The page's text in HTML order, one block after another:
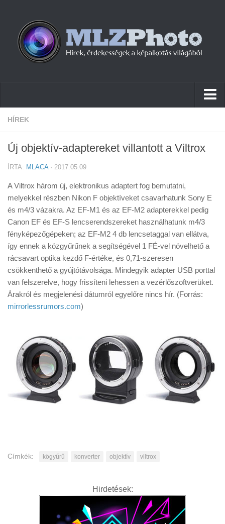
Hírek
Cikkek
Firmware
Tudástár
Érdekességek
Helyszíni Riport
E-BB
HÍREK
Új objektív-adaptereket villantott a Viltrox
ÍRTA: MLACA· 2017.05.09
A Viltrox három új, elektronikus adaptert fog bemutatni,
melyekkel részben Nikon F objektíveket csavarhatunk Sony E
és m4/3 vázakra. Az EF-M1 és az EF-M2 adapterekkel pedig
Canon EF és EF-S lencserendszereket használhatunk m4/3
fényképezőgépeken; az EF-M2 4 db lencsetaggal van ellátva,
így ennek a közgyűrűnek a segítségével 1 FÉ-vel növelhető a
rácsavart optika kezdő F-értéke, és 0,71-szeresen
csökkenthető a gyújtótávolsága. Mindegyik adapter USB porttal
van felszerelve, hogy frissíteni lehessen a vezérlőszoftverüket.
Árakról és megjelenési dátumról egyelőre nincs hír. (Forrás:
mirrorlessrumors.com)
Címkék: kögyűrű konverter objektív viltrox
Hirdetések: